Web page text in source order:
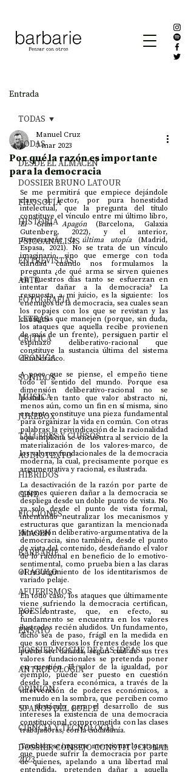
Entrada
TODAS
DESDE EL ALMACÉN
DOSSIER BRUNO LATOUR
FILOSOFÍA
HISTORIA
PSICOANÁLISIS
ENTREVISTAS
ARTE
FOTOGRAFÍA
LETRAS
CRÍTICA
CRÓNICA
SONIDOS
MÚSICA
JUKEBOX
TALLERES Y CURSOS
AUDIOTEXTO
HÍBRIDOS
CINE
FICCIONES
IMAGEN
BARBARIE
ORÁCULO
AFUERISMOS
POESÍA
ENSAYO
DOSSIER NOCHE DE LAS IDEAS
ANTROPOLOGÍA
OPINIÓN
50 AÑOS DEL GOLPE
CIENCIA Y TECNOLOGÍA
DOSSIER CONSEJO CONSTITUCIONAL
2023
TODAS
Por qué la razón es importante
para la democracia
Manuel Cruz
7 mar 2023
Se me permitirá que empiece dejándole
claro al lector, por pura honestidad
intelectual, que la pregunta del título
El Gran Apagón (Barcelona, Galaxia
Democracia: la última utopía (Madrid,
Espasa, 2021). No se trata de un vínculo
imaginario, sino que emerge con toda
claridad cuando nos formulamos la
pregunta ¿de qué arma se sirven quienes
en nuestros días tanto se esfuerzan en
intentar dañar a la democracia? La
respuesta, a mi juicio, es la siguiente:  los
enemigos de la democracia, sea cuales sean
los ropajes con los que se revistan y las
consignas que manejen (porque, sin duda,
los ataques que aquella recibe provienen
de más de un frente), persiguen partir el
espinazo deliberativo-racional que
constituye la sustancia última del sistema
democrático.
A poco que se piense, el empeño tiene
todo el sentido del mundo. Porque esa
dimensión deliberativo-racional no se
postula en tanto que valor abstracto ni,
menos aún, como un fin en sí misma, sino
en tanto constituye una pieza fundamental
para organizar la vida en común. Con otras
palabras: la reivindicación de la racionalidad
aquí implícita se encuentra al servicio de la
materialización de los valores-marco, de
los valores fundacionales de la democracia
moderna, la cual, precisamente porque es
argumentativa y racional, es ilustrada.
La desactivación de la razón por parte de
quienes quieren dañar a la democracia se
despliega desde un doble punto de vista. No
ya solo desde el punto de vista formal,
intentando neutralizar los mecanismos y
estructuras que garantizan la mencionada
dimensión deliberativo-argumentativa de la
democracia, sino también, desde el punto
de vista del contenido, desdeñando el valor
de lo racional en beneficio de lo emotivo-
sentimental, como prueba bien a las claras
el resurgimiento de los identitarismos de
variado pelaje.
En todo caso, los ataques que últimamente
viene sufriendo la democracia certifican,
por contraste, que, en efecto, su
fundamento se encuentra en los valores
ilustrados recién aludidos. Un fundamento,
dicho sea de paso, frágil en la medida en
que son diversos los frentes desde los que
puede ser dañada, según cual de sus tres
valores fundacionales se pretenda poner
en cuestión. El valor de la igualdad, por
ejemplo, puede ser puesto en cuestión
desde la esfera económica, a través de la
intervención de poderes económicos, a
menudo en la sombra, que perciben como
un obstáculo para el desarrollo de sus
intereses la existencia de una democracia
constitucional comprometida con las clases
trabajadoras, con la ciudadanía.
También se impone mencionar los ataques
que puede sufrir la democracia por parte
de quienes, apelando a una libertad mal